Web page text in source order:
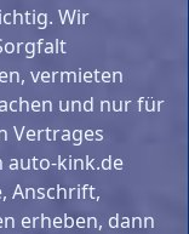
Wir
vermieten
und nur für
Vertrages
auto-kink.de
Anschrift,
erheben, dann